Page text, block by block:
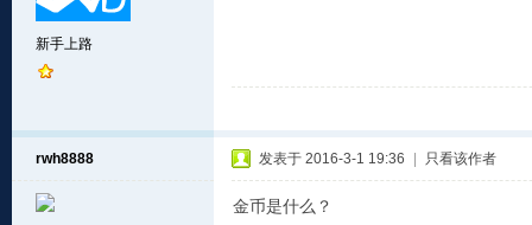
新手上路
rwh8888 发表于 2016-3-1 19:36 只看该作者
金币是什么？